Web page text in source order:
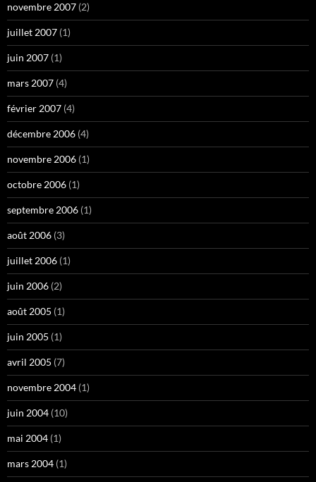
novembre 2007 (2)
juillet 2007 (1)
juin 2007 (1)
mars 2007 (4)
février 2007 (4)
décembre 2006 (4)
novembre 2006 (1)
octobre 2006 (1)
septembre 2006 (1)
août 2006 (3)
juillet 2006 (1)
juin 2006 (2)
août 2005 (1)
juin 2005 (1)
avril 2005 (7)
novembre 2004 (1)
juin 2004 (10)
mai 2004 (1)
mars 2004 (1)